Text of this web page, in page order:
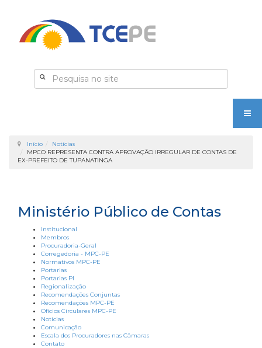
Início
Notícias
MPCO REPRESENTA CONTRA APROVAÇÃO IRREGULAR DE CONTAS DE
EX-PREFEITO DE TUPANATINGA
Ministério Público de Contas
Institucional
Membros
Procuradoria-Geral
Corregedoria - MPC-PE
Normativos MPC-PE
Portarias
Portarias PI
Regionalização
Recomendações Conjuntas
Recomendações MPC-PE
Ofícios Circulares MPC-PE
Notícias
Comunicação
Escala dos Procuradores nas Câmaras
Contato